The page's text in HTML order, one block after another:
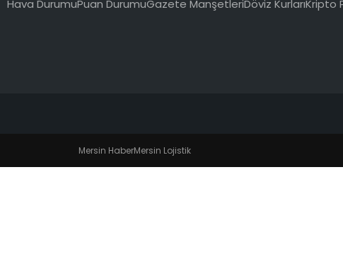
Hava DurumuPuan DurumuGazete ManşetleriDöviz KurlarıKripto
Mersin HaberMersin Lojistik